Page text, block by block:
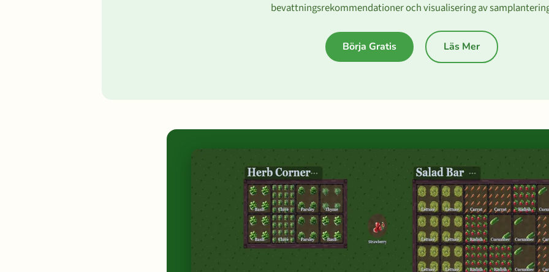
bevattningsrekommendationer och visualisering av
Börja Gratis Läs Mer